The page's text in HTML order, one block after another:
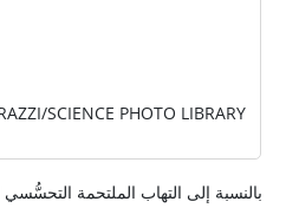
SCIENCE PHOTO LIBRARY
بالنسبة إلى التهاب الملتحمة